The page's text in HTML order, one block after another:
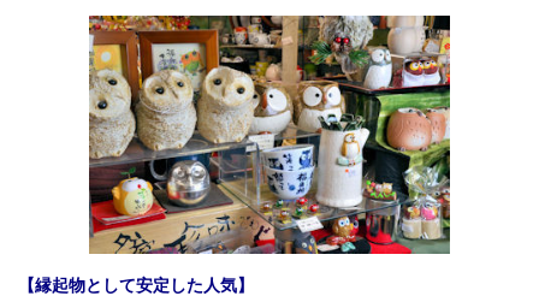
【縁起物として安定した人気】